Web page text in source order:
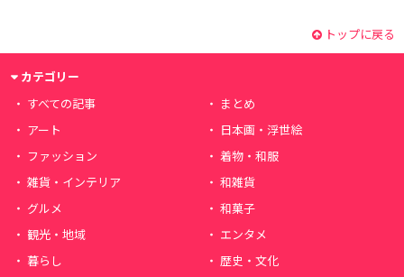
トップに戻る
カテゴリー
すべての記事
まとめ
アート
日本画・浮世絵
ファッション
着物・和服
雑貨・インテリア
和雑貨
グルメ
和菓子
観光・地域
エンタメ
暮らし
歴史・文化